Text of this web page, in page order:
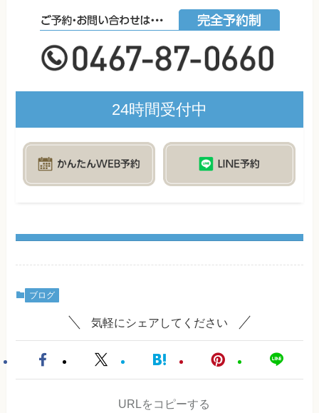
24時間受付中
ブログ
気軽にシェアしてください
URLをコピーする